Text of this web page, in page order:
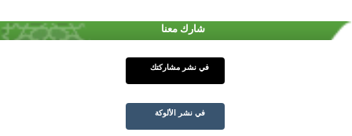
شارك معنا
في نشر مشاركتك
في نشر الألوكة